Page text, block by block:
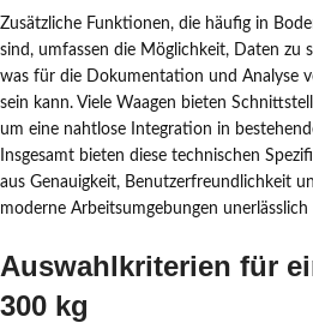
Zusätzliche Funktionen, die häufig in
sind, umfassen die Möglichkeit, Daten zu
was für die Dokumentation und Analyse
sein kann. Viele Waagen bieten
um eine nahtlose Integration in
Insgesamt bieten diese technischen
aus Genauigkeit, Benutzerfreundlichkeit
moderne Arbeitsumgebungen unerlässlich
Auswahlkriterien für
300 kg